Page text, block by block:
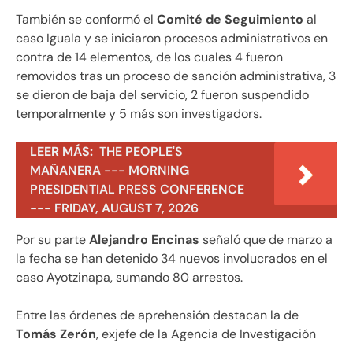
También se conformó el Comité de Seguimiento al
caso Iguala y se iniciaron procesos administrativos en
contra de 14 elementos, de los cuales 4 fueron
removidos tras un proceso de sanción administrativa, 3
se dieron de baja del servicio, 2 fueron suspendido
temporalmente y 5 más son investigadors.
LEER MÁS: THE PEOPLE'S
MAÑANERA --- MORNING
PRESIDENTIAL PRESS CONFERENCE
--- FRIDAY, AUGUST 7, 2026
Por su parteAlejandro Encinas señaló que de marzo a
la fecha se han detenido 34 nuevos involucrados en el
caso Ayotzinapa, sumando 80 arrestos.
Entre las órdenes de aprehensión destacan la de
Tomás Zerón, exjefe de la Agencia de Investigación